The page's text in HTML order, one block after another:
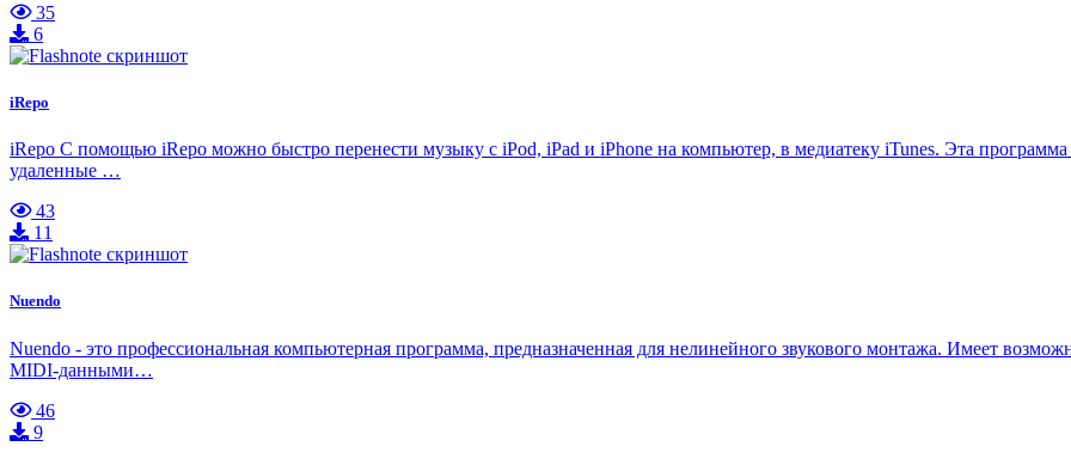
35
6
iRepo
iRepo С помощью iRepo можно быстро перенести музыку с iPod, iPad и iPhone на компьютер, в медиатеку iTunes. Эта программа
удаленные …
43
11
Nuendo
Nuendo - это профессиональная компьютерная программа, предназначенная для нелинейного звукового монтажа. Имеет
MIDI-данными…
46
9